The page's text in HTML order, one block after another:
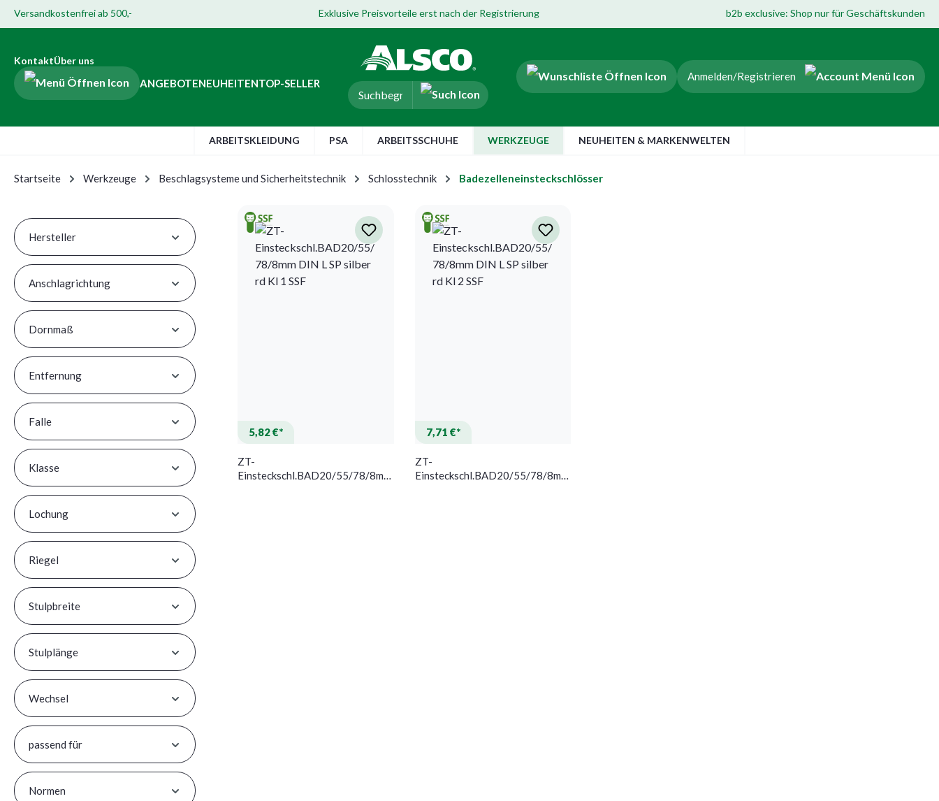
springen
Suche springen
Zur Hauptnavigation springen
Zur Navigation der B2B-Plattform springen
Versandkostenfrei ab 500,- Exklusive Preisvorteile erst nach der Registrierung b2b exclusive: Shop nur für Geschäftskunden
KontaktÜber uns
ANGEBOTENEUHEITENTOP-SELLER
Anmelden/Registrieren
ARBEITSKLEIDUNG PSA ARBEITSSCHUHE WERKZEUGE NEUHEITEN & MARKENWELTEN
Startseite Werkzeuge Beschlagsysteme und Sicherheitstechnik Schlosstechnik Badezelleneinsteckschlösser
Hersteller
Anschlagrichtung
Dornmaß
Entfernung
Falle
Klasse
Lochung
Riegel
Stulpbreite
Stulplänge
Wechsel
passend für
Normen
5,82 €*
ZT-
Einsteckschl.BAD20/55/78/8mm
7,71 €*
ZT-
Einsteckschl.BAD20/55/78/8mm